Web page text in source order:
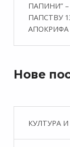
ПАПИНИ”
ПАПСТВУ
АПОКРИФА
Нове
КУЛТУРА